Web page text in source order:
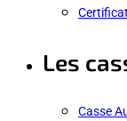
Les
Casse